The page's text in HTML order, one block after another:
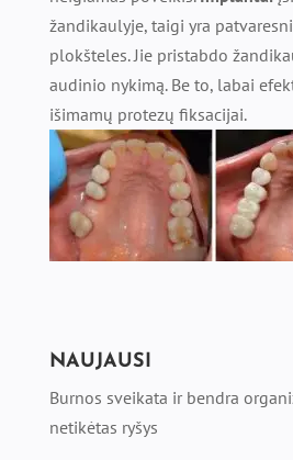
žandikaulyje, taigi yra
plokšteles. Jie pristabdo
audinio nykimą. Be to, labai
išimamų protezų fiksacijai.
NAUJAUSI
Burnos sveikata ir bendra
netikėtas ryšys